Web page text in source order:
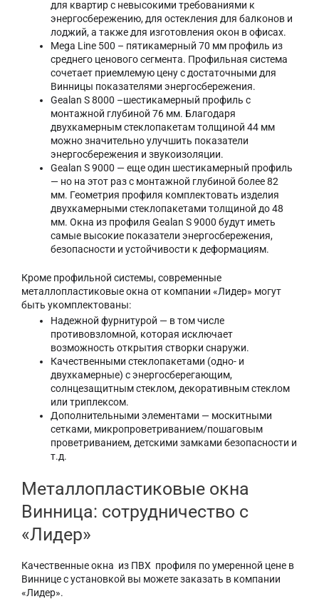
для квартир с невысокими требованиями к
энергосбережению, для остекления для балконов и
лоджий, а также для изготовления окон в офисах.
Mega Line 500 – пятикамерный 70 мм профиль из
среднего ценового сегмента. Профильная система
сочетает приемлемую цену с достаточными для
Винницы показателями энергосбережения.
Gealan S 8000 –шестикамерный профиль с
монтажной глубиной 76 мм. Благодаря
двухкамерным стеклопакетам толщиной 44 мм
можно значительно улучшить показатели
энергосбережения и звукоизоляции.
Gealan S 9000 — еще один шестикамерный профиль
— но на этот раз с монтажной глубиной более 82
мм. Геометрия профиля комплектовать изделия
двухкамерными стеклопакетами толщиной до 48
мм. Окна из профиля Gealan S 9000 будут иметь
самые высокие показатели энергосбережения,
безопасности и устойчивости к деформациям.
Кроме профильной системы, современные
металлопластиковые окна от компании «Лидер» могут
быть укомплектованы:
Надежной фурнитурой — в том числе
противовзломной, которая исключает
возможность открытия створки снаружи.
Качественными стеклопакетами (одно- и
двухкамерные) с энергосберегающим,
солнцезащитным стеклом, декоративным стеклом
или триплексом.
Дополнительными элементами — москитными
сетками, микропроветриванием/пошаговым
проветриванием, детскими замками безопасности и
т.д.
Металлопластиковые окна
Винница: сотрудничество с
«Лидер»
Качественные окна из ПВХ профиля по умеренной цене в
Виннице с установкой вы можете заказать в компании
«Лидер».